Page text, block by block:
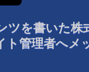
ツを書いた株
ト管理者へメ